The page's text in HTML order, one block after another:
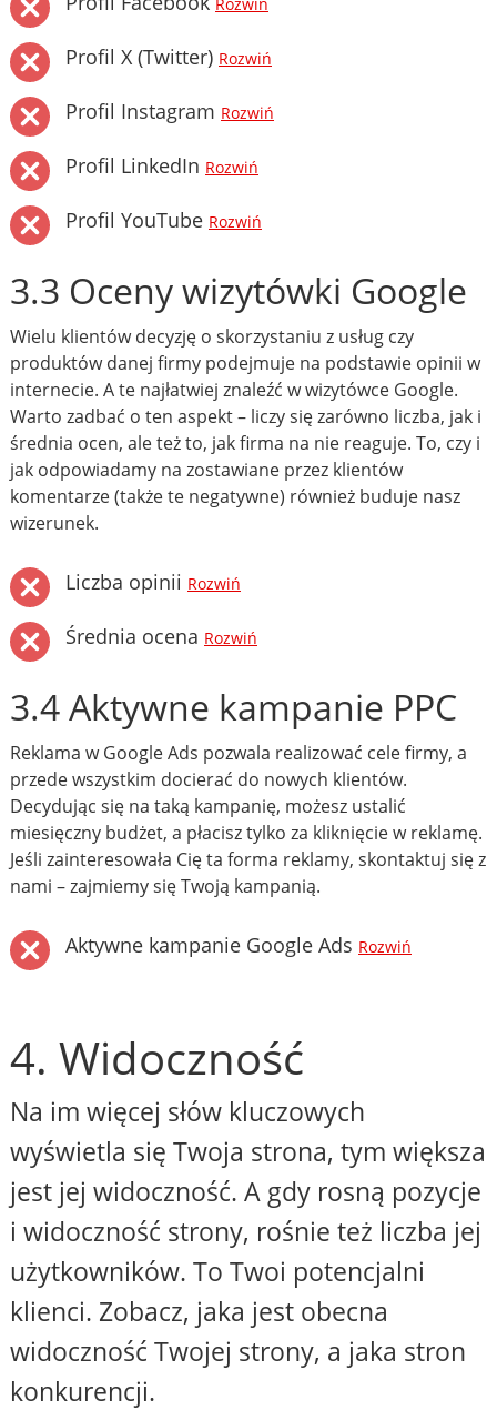
Rozwiń
Profil X (Twitter) Rozwiń
Profil Instagram Rozwiń
Profil LinkedIn Rozwiń
Profil YouTube Rozwiń
3.3 Oceny wizytówki Google
Wielu klientów decyzję o skorzystaniu z usług czy
produktów danej firmy podejmuje na podstawie opinii w
internecie. A te najłatwiej znaleźć w wizytówce Google.
Warto zadbać o ten aspekt – liczy się zarówno liczba, jak i
średnia ocen, ale też to, jak firma na nie reaguje. To, czy i
jak odpowiadamy na zostawiane przez klientów
komentarze (także te negatywne) również buduje nasz
wizerunek.
Liczba opinii Rozwiń
Średnia ocena Rozwiń
3.4 Aktywne kampanie PPC
Reklama w Google Ads pozwala realizować cele firmy, a
przede wszystkim docierać do nowych klientów.
Decydując się na taką kampanię, możesz ustalić
miesięczny budżet, a płacisz tylko za kliknięcie w reklamę.
Jeśli zainteresowała Cię ta forma reklamy, skontaktuj się z
nami – zajmiemy się Twoją kampanią.
Aktywne kampanie Google Ads Rozwiń
4. Widoczność
Na im więcej słów kluczowych
wyświetla się Twoja strona, tym większa
jest jej widoczność. A gdy rosną pozycje
i widoczność strony, rośnie też liczba jej
użytkowników. To Twoi potencjalni
klienci. Zobacz, jaka jest obecna
widoczność Twojej strony, a jaka stron
konkurencji.